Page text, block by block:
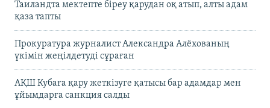
Таиландта мектепте біреу қарудан оқ атып, алты адам
қаза тапты
Прокуратура журналист Александра Алёхованың
үкімін жеңілдетуді сұраған
АҚШ Кубаға қару жеткізуге қатысы бар адамдар мен
ұйымдарға санкция салды